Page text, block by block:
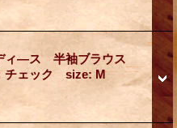
ィ―ス 半袖ブラウス
チェック size: M